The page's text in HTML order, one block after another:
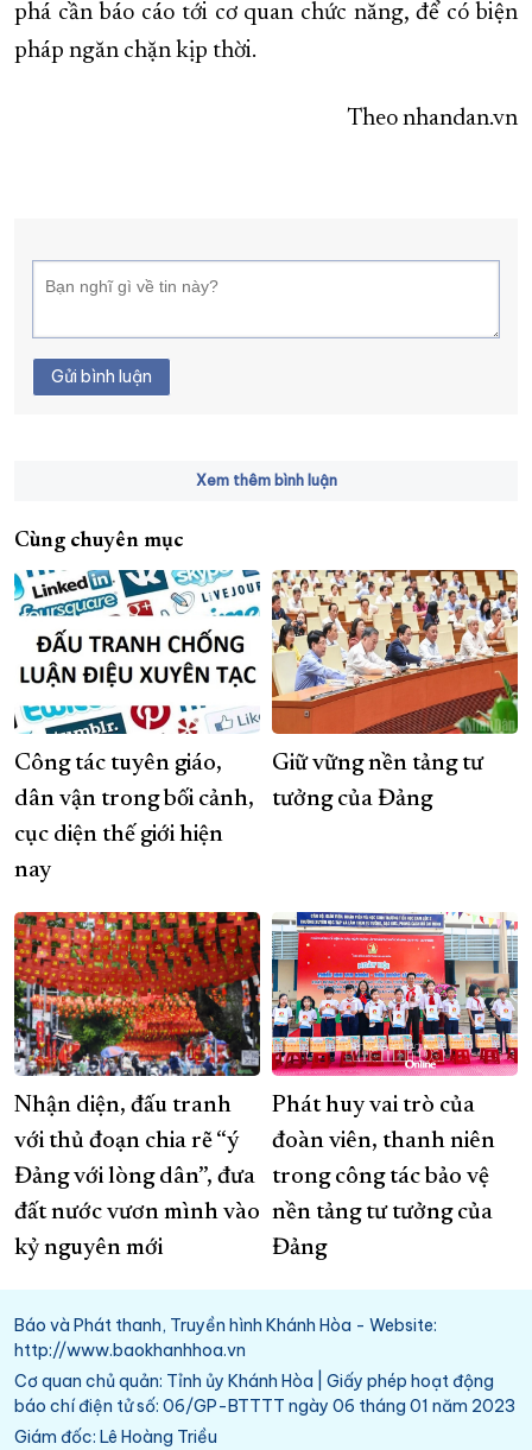
phá cần báo cáo tới cơ quan chức năng, để có biện
pháp ngăn chặn kịp thời.
Theo nhandan.vn
Gửi bình luận
Xem thêm bình luận
Cùng chuyên mục
Công tác tuyên giáo,
dân vận trong bối cảnh,
cục diện thế giới hiện
nay
Giữ vững nền tảng tư
tưởng của Đảng
Nhận diện, đấu tranh
với thủ đoạn chia rẽ “ý
Đảng với lòng dân”, đưa
đất nước vươn mình vào
kỷ nguyên mới
Phát huy vai trò của
đoàn viên, thanh niên
trong công tác bảo vệ
nền tảng tư tưởng của
Đảng
Báo và Phát thanh, Truyền hình Khánh Hòa - Website:
http://www.baokhanhhoa.vn
Cơ quan chủ quản: Tỉnh ủy Khánh Hòa | Giấy phép hoạt động
báo chí điện tử số: 06/GP-BTTTT ngày 06 tháng 01 năm 2023
Giám đốc: Lê Hoàng Triều